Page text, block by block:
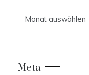
Meta